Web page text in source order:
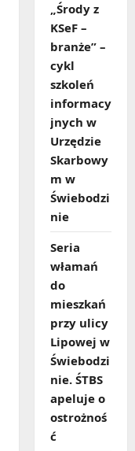
„Środy z
KSeF –
branże” –
cykl
szkoleń
informacy
jnych w
Urzędzie
Skarbowy
m w
Świebodzi
nie
Seria
włamań
do
mieszkań
przy ulicy
Lipowej w
Świebodzi
nie. ŚTBS
apeluje o
ostrożnoś
ć